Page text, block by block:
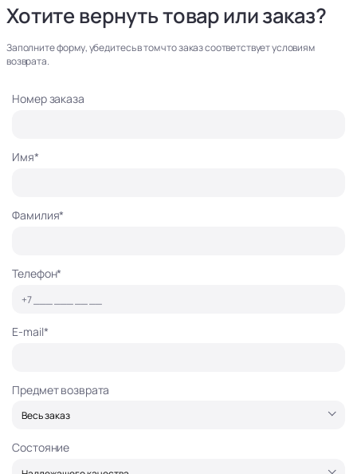
Хотите вернуть товар или заказ?
Заполните форму, убедитесь в том что заказ соответствует условиям
возврата.
Номер заказа
Имя*
Фамилия*
Телефон*
E-mail*
Предмет возврата
Состояние